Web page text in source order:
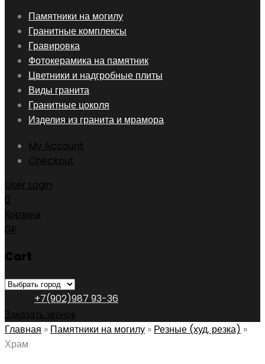
Skip
content
Памятники на могилу
Гранитные комплексы
Гравировка
Фотокерамика на памятник
Цветники и надгробные плиты
Виды гранита
Гранитные цоколя
Изделия из гранита и мрамора
My Account
Checkout
User Login
0
Корзина
0₽
Cart
+7(902)987 93-36
Заказать звонок
Главная » Памятники на могилу » Резные (худ. резка) »
Храм